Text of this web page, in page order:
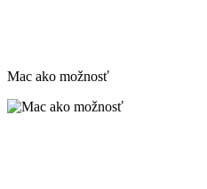
Mac ako možnosť